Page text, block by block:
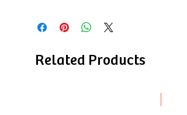
Related Products